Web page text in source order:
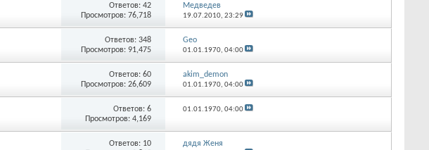
Ответов:42
Просмотров: 76,718
Медведев
19.07.2010, 23:29
Ответов:348
Просмотров: 91,475
Geo
01.01.1970, 04:00
Ответов:60
Просмотров: 26,609
akim_demon
01.01.1970, 04:00
Ответов:6
Просмотров: 4,169
01.01.1970, 04:00
Ответов: 10
дядя Женя